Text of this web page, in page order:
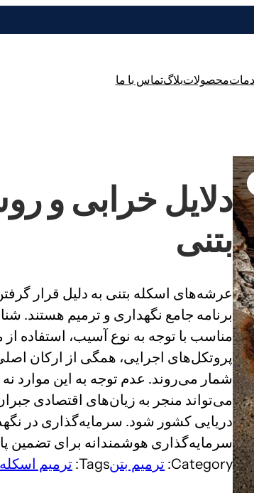
محصولاتبلاگتماس با ما
دلایل خرابی و
بتنی
عرشه‌های اسکله بتنی به دلیل قرار
برنامه جامع نگهداری و ترمیم هستند.
مناسب با توجه به نوع آسیب، استفاده
پروتکل‌های اجرایی، همگی از ارکان
شمار می‌روند. عدم توجه به این موارد نه
می‌تواند منجر به زیان‌های اقتصادی
دریایی کشور شود. سرمایه‌گذاری در
سرمایه‌گذاری هوشمندانه برای تضمین
Category: ترمیم بتنTags: ترمیم